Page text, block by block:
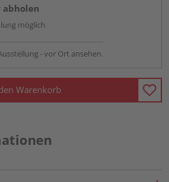
abholen
möglich
- vor Ort ansehen.
Warenkorb